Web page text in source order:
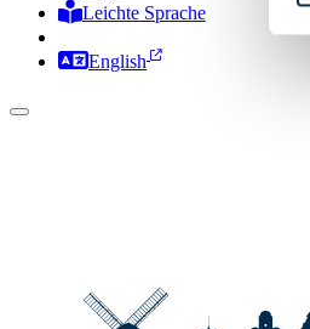
Leichte Sprache
Zur Deutschen Gebärdensprache
English